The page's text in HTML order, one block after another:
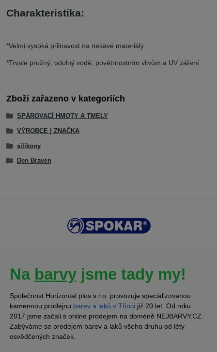
Charakteristika:
*Velmi vysoká přilnavost na nesavé materiály
*Trvale pružný, odolný vodě, povětrnostním vlivům a UV záření
Zboží zařazeno v kategoriích
SPÁROVACÍ HMOTY A TMELY
VÝROBCE | ZNAČKA
silikony
Den Braven
Na barvy jsme tady my!
Společnost Horizontal plus s.r.o. provozuje specializovanou
kamennou prodejnu barev a laků v Třinci již 20 let. Od roku
2017 jsme začali s online prodejem na doméně NEJBARVY.CZ.
Zabýváme se prodejem barev a laků všeho druhu od léty
osvědčených značek.